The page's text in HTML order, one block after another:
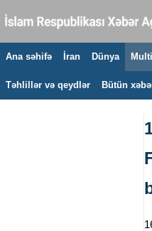
Ana səhifə İran Dünya
Təhlillər və qeydlər Bütün